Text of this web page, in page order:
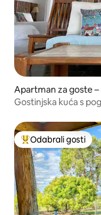
Apartman za goste
Gostinjska kuća s
Među najviše
Odabrali gosti